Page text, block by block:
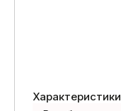
Характеристики